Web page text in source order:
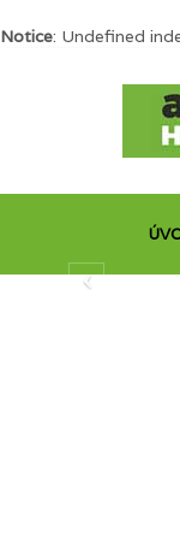
Notice: Undefined